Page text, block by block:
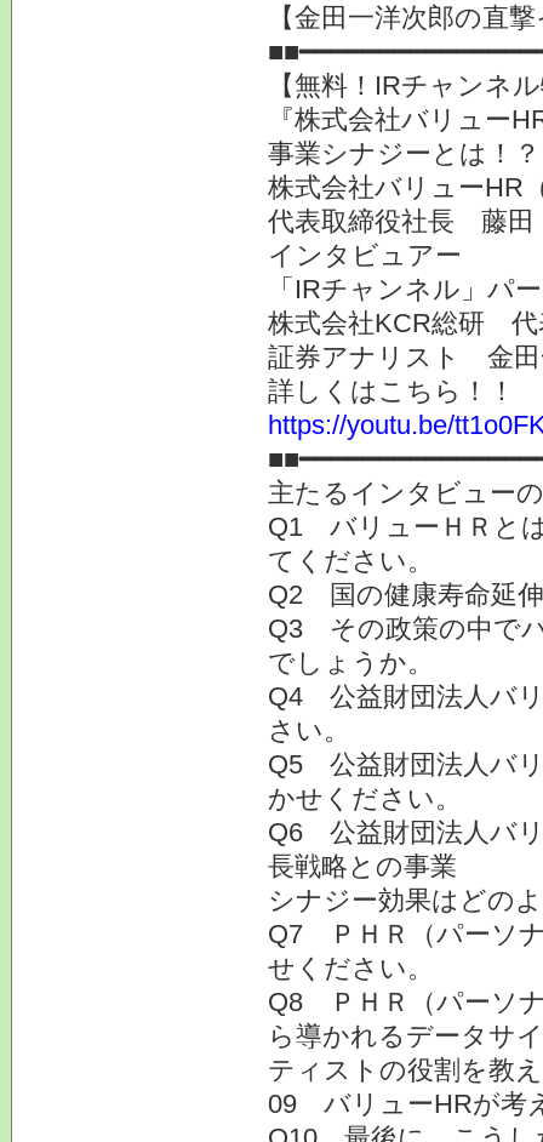
【金田一洋次郎の直
【無料！IRチャンネ
『株式会社バリュー
事業シナジーとは！
株式会社バリューHR
代表取締役社長 藤
インタビュアー
「IRチャンネル」パ
株式会社KCR総研 代
証券アナリスト 金
詳しくはこちら！！
https://youtu.be/
主たるインタビュー
Q1 バリューＨＲと
てください。
Q2 国の健康寿命延
Q3 その政策の中で
でしょうか。
Q4 公益財団法人バ
さい。
Q5 公益財団法人バ
かせください。
Q6 公益財団法人バ
長戦略との事業
シナジー効果はどの
Q7 ＰＨＲ（パーソ
せください。
Q8 ＰＨＲ（パーソ
ら導かれるデータサ
ティストの役割を教
09 バリューHRが考